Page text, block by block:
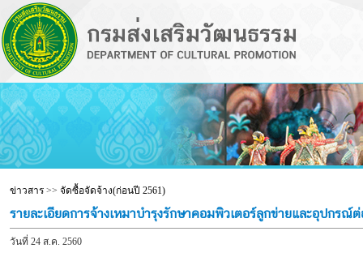
ข่าวสาร>> จัดซื้อจัดจ้าง(ก่อนปี 2561)
รายละเอียดการจ้างเหมาบำรุงรักษาคอมพิวเตอร์ลูกข่ายและอุปก
วันที่ 24 ส.ค. 2560